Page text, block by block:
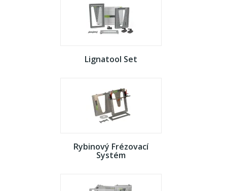
Lignatool Set
Rybinový Frézovací
Systém